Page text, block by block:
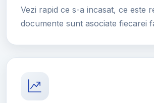
Vezi rapid ce s-a incasat, ce este
documente sunt asociate fiecarei